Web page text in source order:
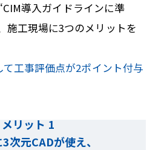
導入ガイドラインに準
施工現場に3つのメリットを
工事評価点が2ポイント付与
メリット 1
3次元CADが使え、